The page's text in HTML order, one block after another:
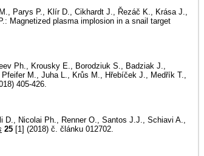
Parys P., Klír D., Cikhardt J., Řezáč K., Krása J.,
Magnetized plasma implosion in a snail target
Ph., Krousky E., Borodziuk S., Badziak J.,
M., Juha L., Krůs M., Hřebíček J., Medřík T.,
405-426.
D., Nicolai Ph., Renner O., Santos J.J., Schiavi A.,
25 [1] (2018) č. článku 012702.